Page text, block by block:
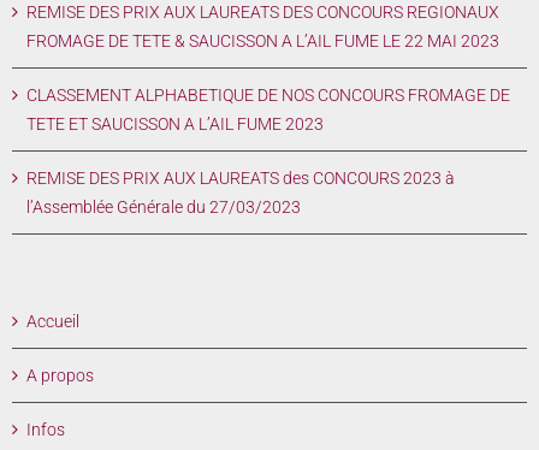
REMISE DES PRIX AUX LAUREATS DES CONCOURS REGIONAUX
FROMAGE DE TETE & SAUCISSON A L’AIL FUME LE 22 MAI 2023
CLASSEMENT ALPHABETIQUE DE NOS CONCOURS FROMAGE DE
TETE ET SAUCISSON A L’AIL FUME 2023
REMISE DES PRIX AUX LAUREATS des CONCOURS 2023 à
l’Assemblée Générale du 27/03/2023
Accueil
A propos
Infos